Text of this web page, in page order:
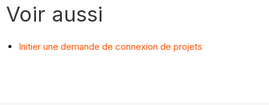
Voir aussi
Initier une demande de connexion de projets